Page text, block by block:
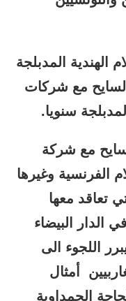
الهندية المدبلجة
مع شركات
سنويا.
مع شركة
الفرنسية وغيرها
تعاقد معها
الدار البيضاء
اللجوء الى
أمثال
الحمداوية